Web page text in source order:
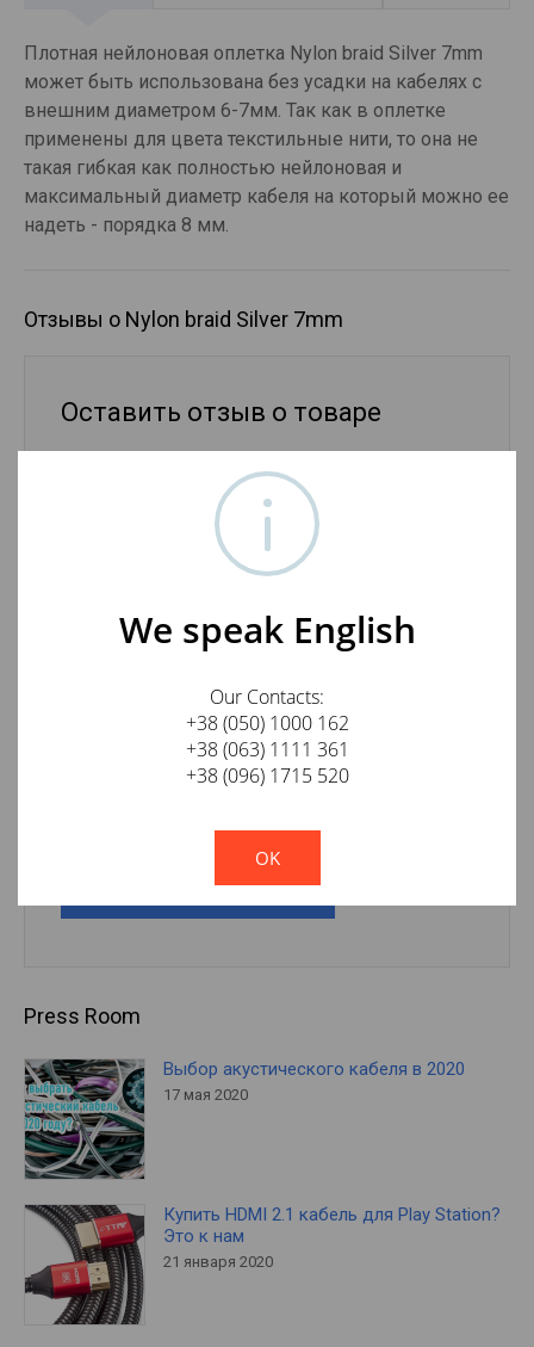
Плотная нейлоновая оплетка Nylon braid Silver 7mm
может быть использована без усадки на кабелях с
внешним диаметром 6-7мм. Так как в оплетке
применены для цвета текстильные нити, то она не
такая гибкая как полностью нейлоновая и
максимальный диаметр кабеля на который можно ее
надеть - порядка 8 мм.
Отзывы о Nylon braid Silver 7mm
Оставить отзыв о товаре
Press Room
Выбор акустического кабеля в 2020
17 мая 2020
Купить HDMI 2.1 кабель для Play Station?
Это к нам
21 января 2020
We speak English
Our Contacts:
+38 (050) 1000 162
+38 (063) 1111 361
+38 (096) 1715 520
!
Not valid!
OK